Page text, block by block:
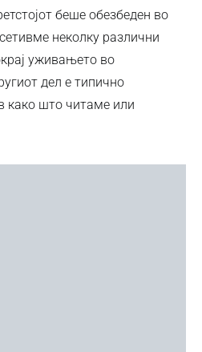
беше обезбеден во
неколку различни
уживањето во
дел е типично
како што читаме или